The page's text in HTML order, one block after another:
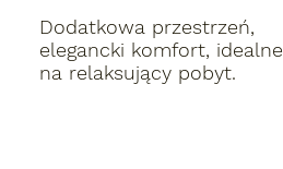
Dodatkowa przestrzeń,
elegancki komfort, idealne
na relaksujący pobyt.